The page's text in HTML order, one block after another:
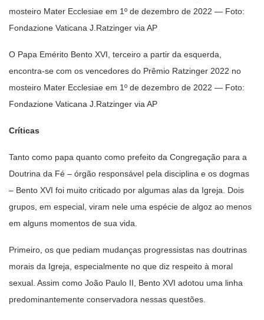
mosteiro Mater Ecclesiae em 1º de dezembro de 2022 — Foto:
Fondazione Vaticana J.Ratzinger via AP
O Papa Emérito Bento XVI, terceiro a partir da esquerda,
encontra-se com os vencedores do Prêmio Ratzinger 2022 no
mosteiro Mater Ecclesiae em 1º de dezembro de 2022 — Foto:
Fondazione Vaticana J.Ratzinger via AP
Críticas
Tanto como papa quanto como prefeito da Congregação para a
Doutrina da Fé – órgão responsável pela disciplina e os dogmas
– Bento XVI foi muito criticado por algumas alas da Igreja. Dois
grupos, em especial, viram nele uma espécie de algoz ao menos
em alguns momentos de sua vida.
Primeiro, os que pediam mudanças progressistas nas doutrinas
morais da Igreja, especialmente no que diz respeito à moral
sexual. Assim como João Paulo II, Bento XVI adotou uma linha
predominantemente conservadora nessas questões.